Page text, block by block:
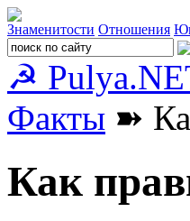
Знаменитости Отношения
☭
Факты ➽
Как